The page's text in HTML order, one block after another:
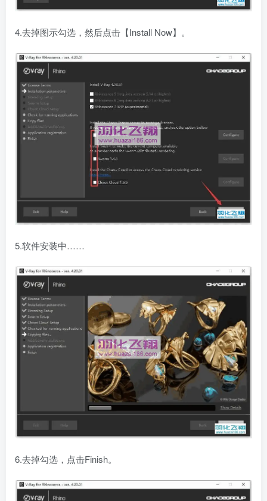
4.去掉图示勾选，然后点击【Install Now】。
5.软件安装中……
6.去掉勾选，点击Finish。